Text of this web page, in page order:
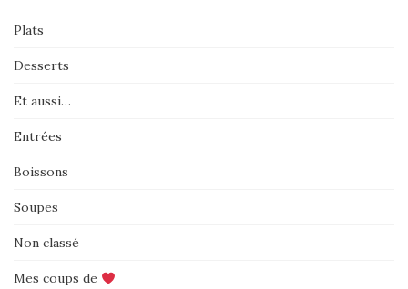
Plats
Desserts
Et aussi…
Entrées
Boissons
Soupes
Non classé
Mes coups de